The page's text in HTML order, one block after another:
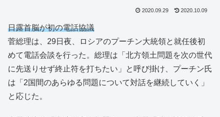
2020.09.29 2020.10.09
日露首脳が初の電話協議
菅総理は、29日夜、ロシアのプーチン大統領と就任後初
めて電話会談を行った。総理は「北方領土問題を次の世代
に先送りせず終止符を打ちたい」と呼び掛け、プーチン氏
は「2国間のあらゆる問題について対話を継続していく」
と応じた。